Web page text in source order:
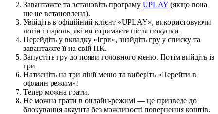
Завантажте та встановіть програму UPLAY (якщо вона
ще не встановлена).
Увійдіть в офіційний клієнт «UPLAY», використовуючи
логін і пароль, які ви отримаєте після покупки.
Перейдіть у вкладку «Ігри», знайдіть гру у списку та
завантажте її на свій ПК.
Запустіть гру до появи головного меню. Потім вийдіть із
гри.
Натисніть на три лінії меню та виберіть «Перейти в
офлайн режим»!
Тепер можна грати.
Не можна грати в онлайн-режимі — це призведе до
блокування акаунта без можливості повернення коштів.